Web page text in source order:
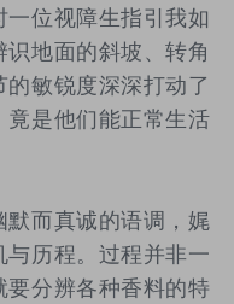
位视障生指引我如
地面的斜坡、转角
敏锐度深深打动了
是他们能正常生活
而真诚的语调，娓
历程。过程并非一
分辨各种香料的特